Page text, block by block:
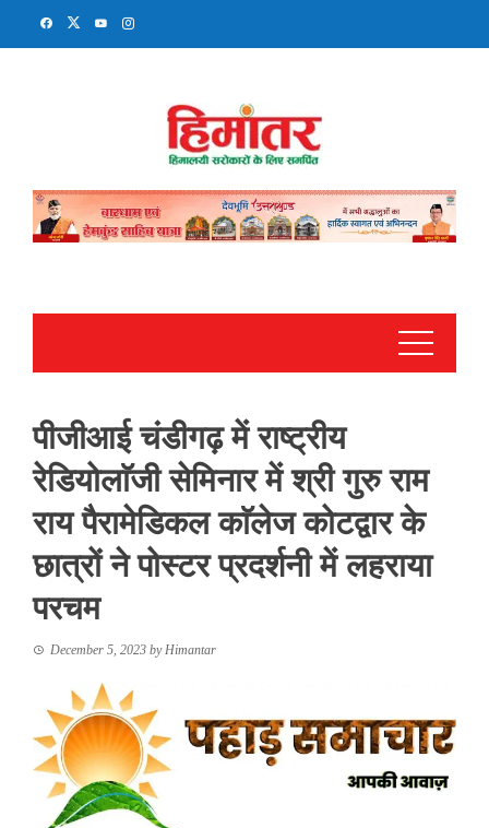
पीजीआई चंडीगढ़ में राष्ट्रीय
रेडियोलाॅजी सेमिनार में श्री गुरु राम
राय पैरामेडिकल काॅलेज कोटद्वार के
छात्रों ने पोस्टर प्रदर्शनी में लहराया
परचम
December 5, 2023 byHimantar